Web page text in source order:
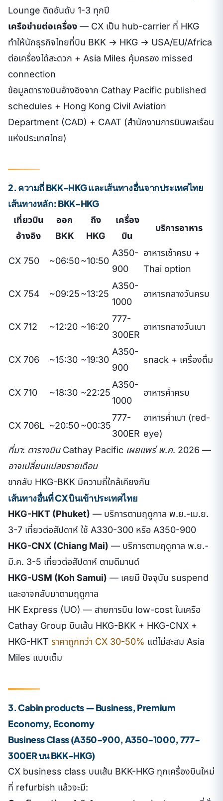
Lounge ติดอันดับ 1-3 ทุกปี
เครือข่ายต่อเครื่อง — CX เป็น hub-carrier ที่ HKG
ทำให้นักธุรกิจไทยที่บิน BKK → HKG → USA/EU/Africa
ต่อเครื่องได้สะดวก + Asia Miles คุ้มครอง missed
connection
ข้อมูลตารางบินอ้างอิงจาก Cathay Pacific published
schedules + Hong Kong Civil Aviation
Department (CAD) + CAAT (สำนักงานการบินพลเรือน
แห่งประเทศไทย)
2. ความถี่ BKK-HKG และเส้นทางอื่นจากประเทศไทย
เส้นทางหลัก: BKK-HKG
เที่ยวบิน
อ้างอิง
ออก
BKK
ถึง
HKG
เครื่อง
บิน
บริการอาหาร
CX 750 ~06:50~10:50
A350-
900
อาหารเช้าครบ +
Thai option
CX 754 ~09:25~13:25
A350-
1000
อาหารกลางวันครบ
CX 712 ~12:20 ~16:20
777-
300ER
อาหารกลางวันเบา
CX 706 ~15:30 ~19:30
A350-
900
snack + เครื่องดื่ม
CX 710 ~18:30 ~22:25
A350-
1000
อาหารค่ำครบ
CX 706L ~20:50~00:35
777-
300ER
อาหารค่ำเบา (red-
eye)
ที่มา: ตารางบิน Cathay Pacific เผยแพร่ พ.ค. 2026 —
อาจเปลี่ยนแปลงรายเดือน
ขากลับ HKG-BKK มีความถี่ใกล้เคียงกัน
เส้นทางอื่นที่ CX บินเข้าประเทศไทย
HKG-HKT (Phuket) — บริการตามฤดูกาล พ.ย.-เม.ย.
3-7 เที่ยวต่อสัปดาห์ ใช้ A330-300 หรือ A350-900
HKG-CNX (Chiang Mai) — บริการตามฤดูกาล พ.ย.-
มี.ค. 3-5 เที่ยวต่อสัปดาห์ ตามดีมานด์
HKG-USM (Koh Samui) — เคยมี ปัจจุบัน suspend
และอาจกลับมาตามฤดูกาล
HK Express (UO) — สายการบิน low-cost ในเครือ
Cathay Group บินเส้น HKG-BKK + HKG-CNX +
HKG-HKT ราคาถูกกว่า CX 30-50% แต่ไม่สะสม Asia
Miles แบบเต็ม
3. Cabin products — Business, Premium
Economy, Economy
Business Class (A350-900, A350-1000, 777-
300ER บน BKK-HKG)
CX business class บนเส้น BKK-HKG ทุกเครื่องบินใหม่
ที่ refurbish แล้วจะมี: